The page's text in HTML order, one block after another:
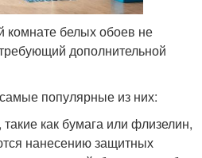
комнате белых обоев не
дополнительной
популярные из них:
как бумага или флизелин,
нанесению защитных